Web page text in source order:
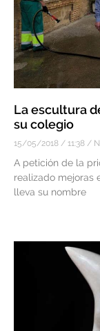
La escultura
su colegio
15/05/2018 11:38
A petición de la
realizado mejoras
lleva su nombre